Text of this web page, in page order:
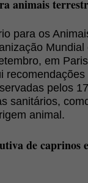
animais
para os
Mundial
em
pelos
sanitários,
animal.
de caprinos